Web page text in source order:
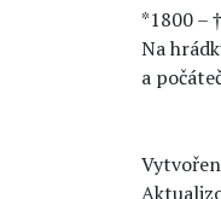
*1800 –
Na
a